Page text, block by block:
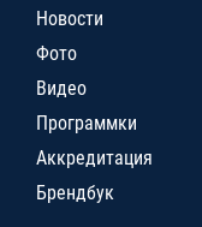
Новости
Фото
Видео
Программки
Аккредитация
Брендбук